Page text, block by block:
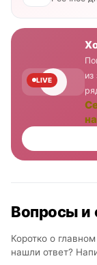
LIVE
из
Вопросы и
Коротко о
нашли ответ?